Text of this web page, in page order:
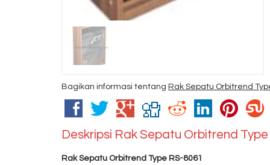
Bagikan informasi tentang Rak Sepatu Orbitrend
Deskripsi Rak Sepatu Orbitrend Type
Rak Sepatu Orbitrend Type RS-8061